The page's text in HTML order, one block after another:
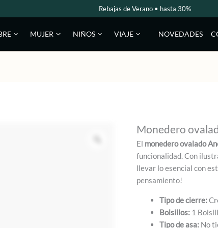
Rebajas de Verano • hasta 30%
MUJER NIÑOS VIAJE NOVEDADES
Monedero
El monedero ovalado
funcionalidad. Con
llevar lo esencial con
pensamiento!
Tipo de cierre:
Bolsillos: 1
Tipo de asa: No